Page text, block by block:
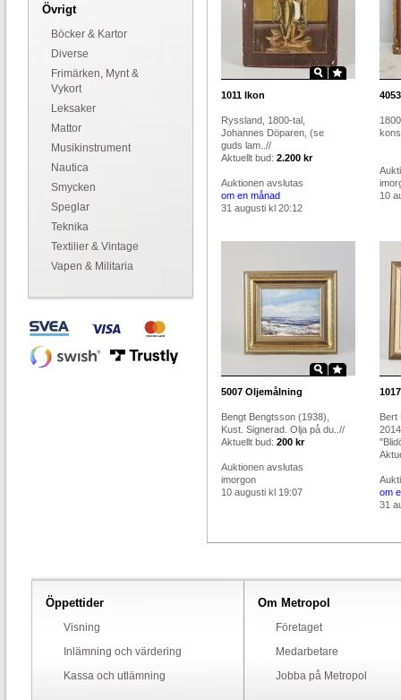
Övrigt
Böcker & Kartor
Diverse
Frimärken, Mynt &
Vykort
Leksaker
Mattor
Musikinstrument
Nautica
Smycken
Speglar
Teknika
Textilier & Vintage
Vapen & Militaria
1011 Ikon
Ryssland, 1800-tal,
Johannes Döparen, (se
guds lam..//
Aktuellt bud: 2.200 kr
Auktionen avslutas
om en månad
31 augusti kl 20:12
4053
10
5007 Oljemålning
Bengt Bengtsson (1938),
Kust. Signerad. Olja på du..//
Aktuellt bud: 200 kr
Auktionen avslutas
imorgon
10 augusti kl 19:07
1017
Bert
om
31
Öppettider
Visning
Inlämning och värdering
Kassa och utlämning
Om Metropol
Företaget
Medarbetare
Jobba på Metropol